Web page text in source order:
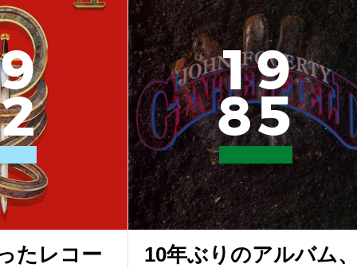
9
2
たレコー
19
85
10年ぶりのアルバム